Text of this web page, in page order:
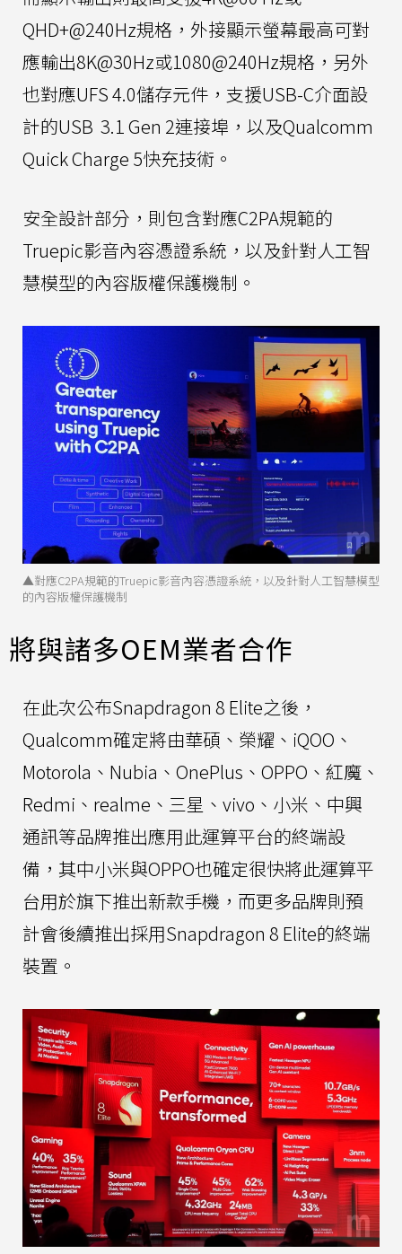
QHD+@240Hz規格，外接顯示螢幕最高可對
應輸出8K@30Hz或1080@240Hz規格，另外
也對應UFS 4.0儲存元件，支援USB-C介面設
計的USB 3.1 Gen 2連接埠，以及Qualcomm
Quick Charge 5快充技術。
安全設計部分，則包含對應C2PA規範的
Truepic影音內容憑證系統，以及針對人工智
慧模型的內容版權保護機制。
▲對應C2PA規範的Truepic影音內容憑證系統，以及針對人工智慧模型
的內容版權保護機制
將與諸多OEM業者合作
在此次公布Snapdragon 8 Elite之後，
Qualcomm確定將由華碩、榮耀、iQOO、
Motorola、Nubia、OnePlus、OPPO、紅魔、
Redmi、realme、三星、vivo、小米、中興
通訊等品牌推出應用此運算平台的終端設
備，其中小米與OPPO也確定很快將此運算平
台用於旗下推出新款手機，而更多品牌則預
計會後續推出採用Snapdragon 8 Elite的終端
裝置。